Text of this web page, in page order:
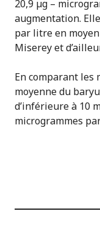
20,9 µg –
augmentation.
par litre en
Miserey et
En comparant les
moyenne du
d’inférieure à 10
microgrammes